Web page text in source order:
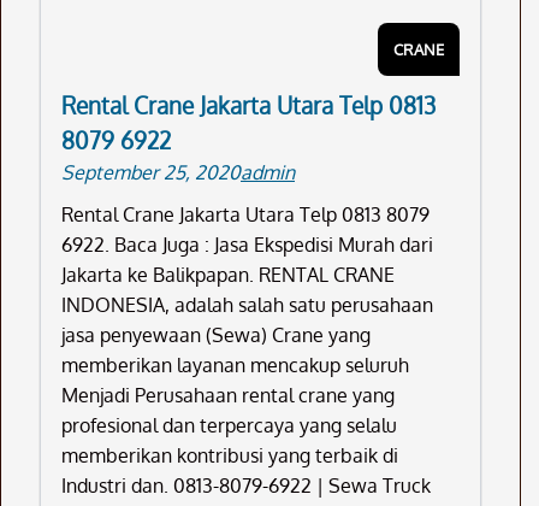
0813
6922
CRANE
Rental Crane Jakarta Utara Telp 0813
8079 6922
September 25, 2020admin
Rental Crane Jakarta Utara Telp 0813 8079
6922. Baca Juga : Jasa Ekspedisi Murah dari
Jakarta ke Balikpapan. RENTAL CRANE
INDONESIA, adalah salah satu perusahaan
jasa penyewaan (Sewa) Crane yang
memberikan layanan mencakup seluruh
Menjadi Perusahaan rental crane yang
profesional dan terpercaya yang selalu
memberikan kontribusi yang terbaik di
Industri dan. 0813-8079-6922 | Sewa Truck